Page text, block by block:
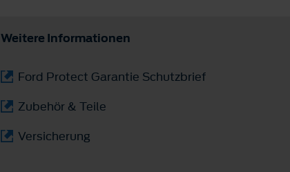
Weitere Informationen
Ford Protect Garantie Schutzbrief
Zubehör & Teile
Versicherung